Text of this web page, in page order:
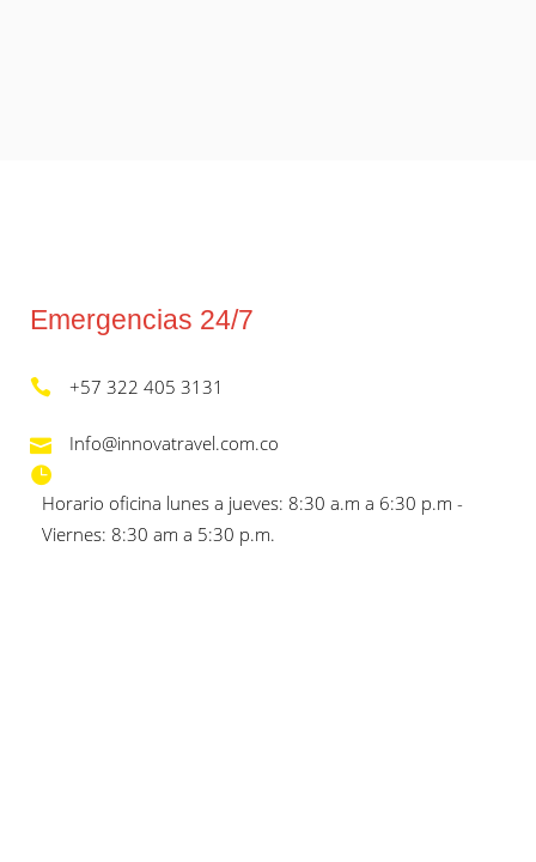
Emergencias 24/7
+57 322 405 3131
Info@innovatravel.com.co
Horario oficina lunes a jueves: 8:30 a.m a 6:30 p.m -
Viernes: 8:30 am a 5:30 p.m.